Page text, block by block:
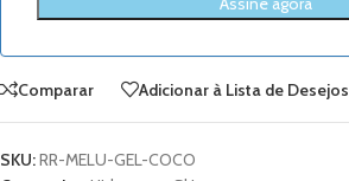
Comparar Adicionar à Lista de Desejos
SKU:RR-MELU-GEL-COCO